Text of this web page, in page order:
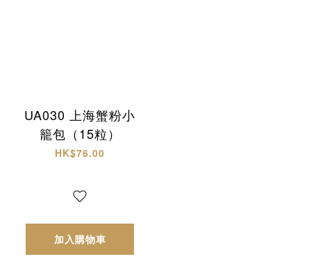
UA030 上海蟹粉小
籠包（15粒）
HK$76.00
加入購物車